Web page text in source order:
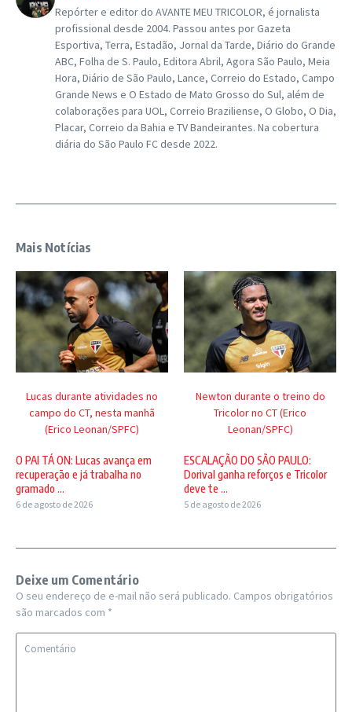
Repórter e editor do AVANTE MEU TRICOLOR, é jornalista
profissional desde 2004. Passou antes por Gazeta
Esportiva, Terra, Estadão, Jornal da Tarde, Diário do Grande
ABC, Folha de S. Paulo, Editora Abril, Agora São Paulo, Meia
Hora, Diário de São Paulo, Lance, Correio do Estado, Campo
Grande News e O Estado de Mato Grosso do Sul, além de
colaborações para UOL, Correio Braziliense, O Globo, O Dia,
Placar, Correio da Bahia e TV Bandeirantes. Na cobertura
diária do São Paulo FC desde 2022.
Mais Notícias
Lucas durante atividades no
campo do CT, nesta manhã
(Erico Leonan/SPFC)
O PAI TÁ ON: Lucas avança em
recuperação e já trabalha no
gramado ...
6 de agosto de 2026
Newton durante o treino do
Tricolor no CT (Erico
Leonan/SPFC)
ESCALAÇÃO DO SÃO PAULO:
Dorival ganha reforços e Tricolor
deve te ...
5 de agosto de 2026
Deixe um Comentário
O seu endereço de e-mail não será publicado. Campos obrigatórios
são marcados com *